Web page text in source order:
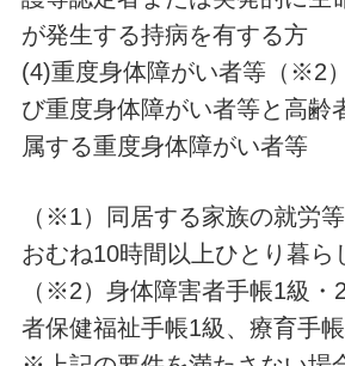
が発生する持病を有する方
(4)重度身体障がい者等（※2
び重度身体障がい者等と高齢
属する重度身体障がい者等
（※1）同居する家族の就労
おむね10時間以上ひとり暮ら
（※2）身体障害者手帳1級・
者保健福祉手帳1級、療育手